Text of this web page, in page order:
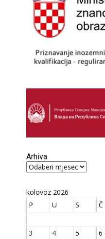
Arhiva
Arhiva
kolovoz 2026
P
U S Č
3
4 5 6